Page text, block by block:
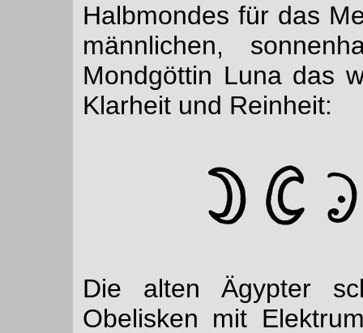
Halbmondes für das
männlichen,
Mondgöttin Luna das
Klarheit und Reinheit:
Die alten Ägypter
Obelisken mit